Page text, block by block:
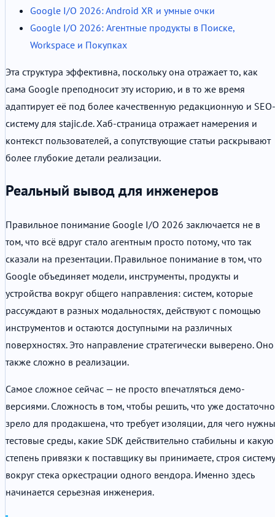
Google I/O 2026: Android XR и умные очки
Google I/O 2026: Агентные продукты в Поиске,
Workspace и Покупках
Эта структура эффективна, поскольку она отражает то, как
сама Google преподносит эту историю, и в то же время
адаптирует её под более качественную редакционную и SEO-
систему для stajic.de. Хаб-страница отражает намерения и
контекст пользователей, а сопутствующие статьи раскрывают
более глубокие детали реализации.
Реальный вывод для инженеров
Правильное понимание Google I/O 2026 заключается не в
том, что всё вдруг стало агентным просто потому, что так
сказали на презентации. Правильное понимание в том, что
Google объединяет модели, инструменты, продукты и
устройства вокруг общего направления: систем, которые
рассуждают в разных модальностях, действуют с помощью
инструментов и остаются доступными на различных
поверхностях. Это направление стратегически выверено. Оно
также сложно в реализации.
Самое сложное сейчас — не просто впечатляться демо-
версиями. Сложность в том, чтобы решить, что уже достаточно
зрело для продакшена, что требует изоляции, для чего нужны
тестовые среды, какие SDK действительно стабильны и какую
степень привязки к поставщику вы принимаете, строя систему
вокруг стека оркестрации одного вендора. Именно здесь
начинается серьезная инженерия.